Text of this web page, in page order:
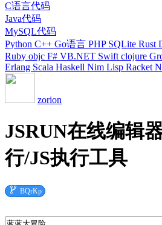
C语言代码
Java代码
MySQL代码
Python C++ Go语言 PHP SQLite Rust
Ruby objc F# VB.NET Swift clojure
Erlang Scala Haskell Nim Lisp Racket
zorion
JSRUN在线编辑
行/JS执行工具
 BQrKp